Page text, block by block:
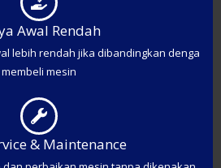
Awal Rendah
lebih rendah jika dibandingkan denga
membeli mesin
& Maintenance